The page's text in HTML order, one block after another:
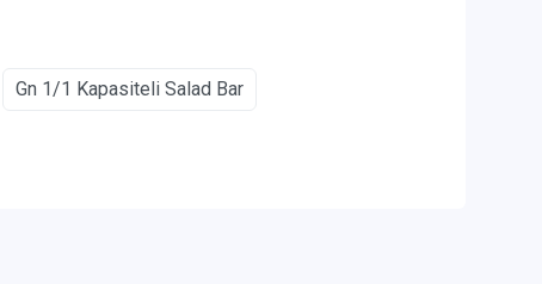
Gn 1/1 Kapasiteli Salad Bar